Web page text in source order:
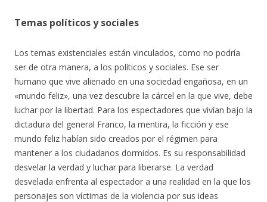
Temas políticos y sociales
Los temas existenciales están vinculados, como no podría
ser de otra manera, a los políticos y sociales. Ese ser
humano que vive alienado en una sociedad engañosa, en un
«mundo feliz», una vez descubre la cárcel en la que vive, debe
luchar por la libertad. Para los espectadores que vivían bajo la
dictadura del general Franco, la mentira, la ficción y ese
mundo feliz habían sido creados por el régimen para
mantener a los ciudadanos dormidos. Es su responsabilidad
desvelar la verdad y luchar para liberarse. La verdad
desvelada enfrenta al espectador a una realidad en la que los
personajes son víctimas de la violencia por sus ideas